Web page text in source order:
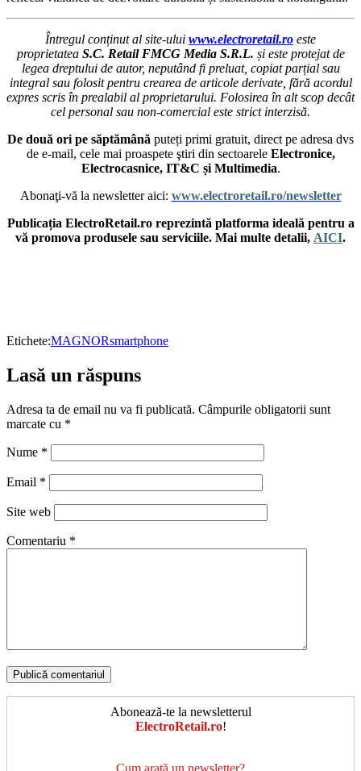
Întregul conținut al site-ului www.electroretail.ro este
proprietatea S.C. Retail FMCG Media S.R.L. și este protejat de
legea dreptului de autor, neputând fi preluat, copiat parțial sau
integral sau folosit pentru crearea de articole derivate, fără acordul
expres scris în prealabil al proprietarului. Folosirea în alt scop decât
cel personal sau non-comercial este strict interzisă.
De două ori pe săptămână puteți primi gratuit, direct pe adresa dvs
de e-mail, cele mai proaspete ştiri din sectoarele Electronice,
Electrocasnice, IT&C și Multimedia.
Abonaţi-vă la newsletter aici: www.electroretail.ro/newsletter
Publicația ElectroRetail.ro reprezintă platforma ideală pentru a
vă promova produsele sau serviciile. Mai multe detalii, AICI.
Etichete:MAGNORsmartphone
Lasă un răspuns
Adresa ta de email nu va fi publicată. Câmpurile obligatorii sunt
marcate cu *
Nume *
Email *
Site web
Comentariu *
Abonează-te la newsletterul
ElectroRetail.ro!
Cum arată un newsletter?